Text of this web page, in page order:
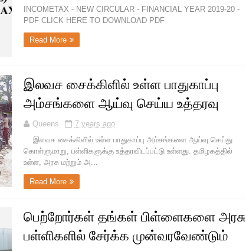
INCOMETAX - NEW CIRCULAR - FINANCIAL YEAR 2019-20 -
PDF CLICK HERE TO DOWNLOAD PDF
Read More
இலவச சைக்கிளில் உள்ள பாதுகாப்பு
அம்சங்களை ஆய்வு செய்ய உத்தரவு
Queens
7 years ago
இலவச சைக்கிளில் உள்ள பாதுகாப்பு அம்சங்களை ஆய்வு செய்து
கொள்ளுமாறு, பள்ளிகளுக்கு உத்தரவிடப்பட்டு உள்ளது. தமிழகத்தில்
உள்ள, அரசு மற்றும் அ...
Read More
பெற்றோர்கள் தங்கள் பிள்ளைகளை அரசு
பள்ளிகளில் சேர்க்க முன்வரவேண்டும்